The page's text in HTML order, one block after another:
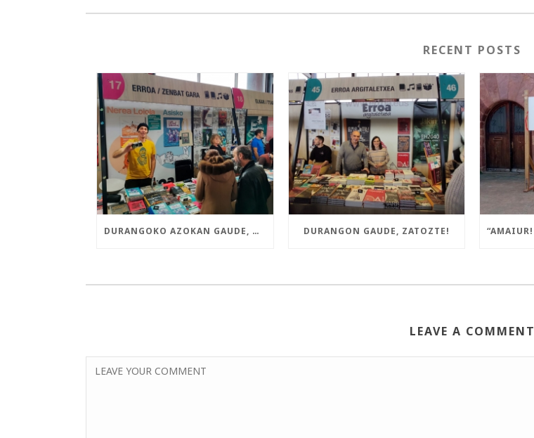
RECENT POSTS
DURANGOKO AZOKAN GAUDE, NEREA LOIOLAREN ETA ASISKOREN LIBURU BERRIEKIN DURANGON GAUDE, ZATOZTE!
LEAVE A COMMENT